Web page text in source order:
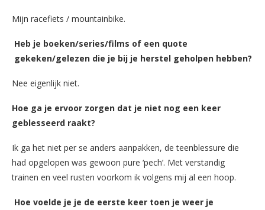
Mijn racefiets / mountainbike.
Heb je boeken/series/films of een quote
gekeken/gelezen die je bij je herstel geholpen hebben?
Nee eigenlijk niet.
Hoe ga je ervoor zorgen dat je niet nog een keer
geblesseerd raakt?
Ik ga het niet per se anders aanpakken, de teenblessure die
had opgelopen was gewoon pure ‘pech’. Met verstandig
trainen en veel rusten voorkom ik volgens mij al een hoop.
Hoe voelde je je de eerste keer toen je weer je